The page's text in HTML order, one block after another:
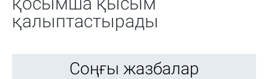
қалыптастырады
Соңғы жазбалар